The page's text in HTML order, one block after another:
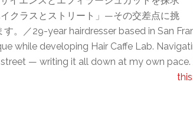
クラスとストリート」—その交差点に挑
。／29-year hairdresser based in San
while developing Hair Caffe Lab.
— writing it all down at my own pace.